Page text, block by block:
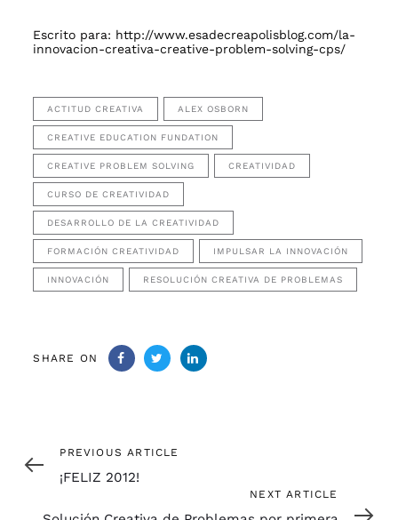
Escrito para: http://www.esadecreapolisblog.com/la-
innovacion-creativa-creative-problem-solving-cps/
ACTITUD CREATIVA ALEX OSBORN
CREATIVE EDUCATION FUNDATION
CREATIVE PROBLEM SOLVING CREATIVIDAD
CURSO DE CREATIVIDAD
DESARROLLO DE LA CREATIVIDAD
FORMACIÓN CREATIVIDAD IMPULSAR LA INNOVACIÓN
INNOVACIÓN RESOLUCIÓN CREATIVA DE PROBLEMAS
SHARE ON
Previous
PREVIOUS ARTICLE
¡FELIZ 2012!
Article
NEXT ARTICLE